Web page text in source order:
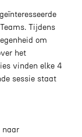
Tijdens
om
het
vinden elke 4
sessie staat
naar